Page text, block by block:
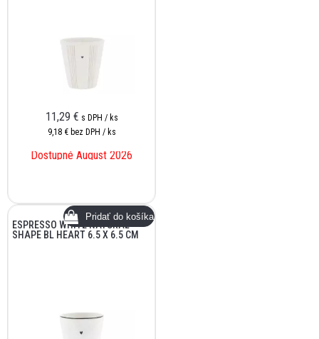
11,29 € s DPH / ks
9,18 € bez DPH / ks
Dostupné August 2026
ESPRESSO WHITE NATURAL
SHAPE BL HEART 6.5 X 6.5 CM